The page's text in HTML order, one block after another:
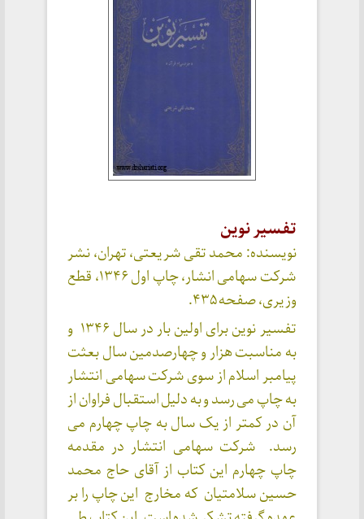
تفسیر نوین
نویسنده: محمد تقی شریعتی، تهران، نشر
شرکت سهامی انشار، چاپ اول ۱۳۴۶، قطع
وزیری، صفحه ۴۳۵.
تفسیر نوین برای اولین بار در سال ۱۳۴۶ و
به مناسبت هزار و چهارصدمین سال بعثت
پیامبر اسلام از سوی شرکت سهامی انتشار
به چاپ می رسد و به دلیل استقبال فراوان از
آن در کمتر از یک سال به چاپ چهارم می
رسد. شرکت سهامی انتشار در مقدمه
چاپ چهارم این کتاب از آقای حاج محمد
حسین سلامتیان که مخارج این چاپ را بر